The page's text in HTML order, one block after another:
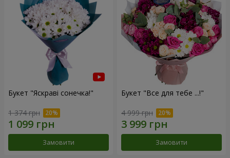
Букет "Яскраві сонечка!"
1 374 грн
Замовити
Букет "Все для тебе ...!"
4 999 грн
Замовити